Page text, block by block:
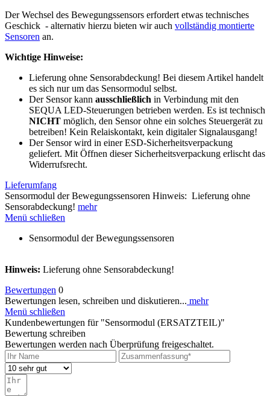
Der Wechsel des Bewegungssensors erfordert etwas technisches
Geschick - alternativ hierzu bieten wir auch vollständig montierte
Sensoren an.
Wichtige Hinweise:
Lieferung ohne Sensorabdeckung! Bei diesem Artikel handelt
es sich nur um das Sensormodul selbst.
Der Sensor kann ausschließlich in Verbindung mit den
SEQUA LED-Steuerungen betrieben werden. Es ist technisch
NICHT möglich, den Sensor ohne ein solches Steuergerät zu
betreiben! Kein Relaiskontakt, kein digitaler Signalausgang!
Der Sensor wird in einer ESD-Sicherheitsverpackung
geliefert. Mit Öffnen dieser Sicherheitsverpackung erlischt das
Widerrufsrecht.
Lieferumfang
Sensormodul der Bewegungssensoren Hinweis: Lieferung ohne
Sensorabdeckung! mehr
Menü schließen
Sensormodul der Bewegungssensoren
Hinweis: Lieferung ohne Sensorabdeckung!
Bewertungen 0
Bewertungen lesen, schreiben und diskutieren... mehr
Menü schließen
Kundenbewertungen für "Sensormodul (ERSATZTEIL)"
Bewertung schreiben
Bewertungen werden nach Überprüfung freigeschaltet.